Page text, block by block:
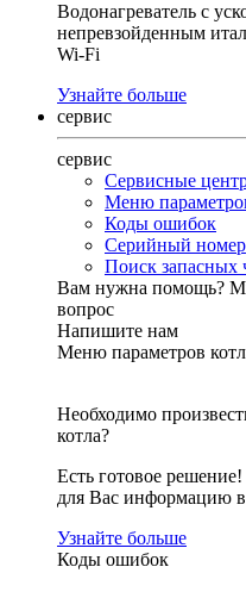
Водонагреватель с
непревзойденным
Wi-Fi
Узнайте больше
сервис
сервис
Сервисные
Меню
Коды ошибок
Серийный номер
Поиск запасных
Вам нужна помощь?
вопрос
Напишите нам
Меню параметров
Необходимо
котла?
Есть готовое
для Вас информацию
Узнайте больше
Коды ошибок